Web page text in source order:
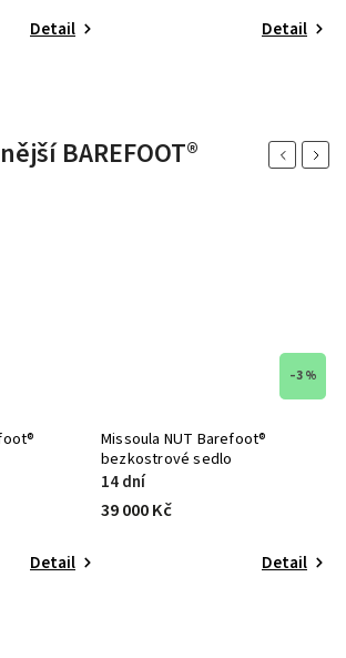
Detail Detail
BAREFOOT® Previous
Detail
14 dní
35 500 Kč
Detail
Next